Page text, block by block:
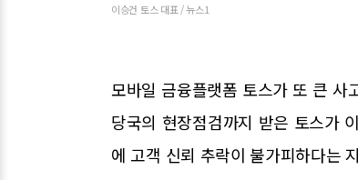
이승건 토스 대표 / 뉴스1
모바일 금융플랫폼 토스가 또 큰
당국의 현장점검까지 받은 토스가
에 고객 신뢰 추락이 불가피하다는